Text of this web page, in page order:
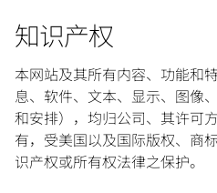
知识产权
本网站及其所有内容、功能和
息、软件、文本、显示、图像
和安排），均归公司、其许可
有，受美国以及国际版权、商
识产权或所有权法律之保护。